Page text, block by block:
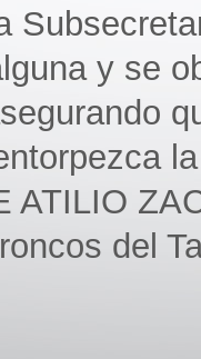
y se
ATILIO
del